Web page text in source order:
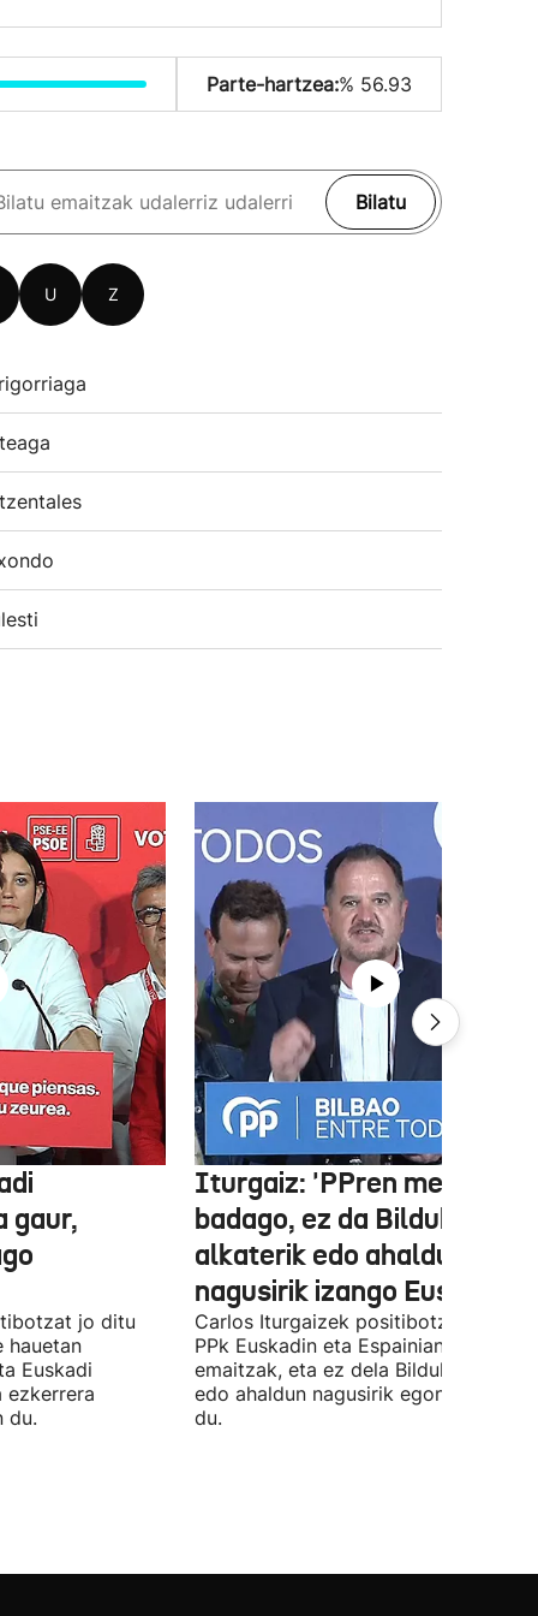
Parte-hartzea:% 56.93
Bilatu
U Z
gaur,
jo ditu
hauetan
Euskadi
ezkerrera
du.
Iturgaiz: 'PPren menpe
badago, ez da Bilduko
alkaterik edo ahaldun
nagusirik izango Euskadin'
Carlos Iturgaizek positibotzat jo ditu
PPk Euskadin eta Espainian lortutako
emaitzak, eta ez dela Bilduko
edo ahaldun nagusirik egongo
du.